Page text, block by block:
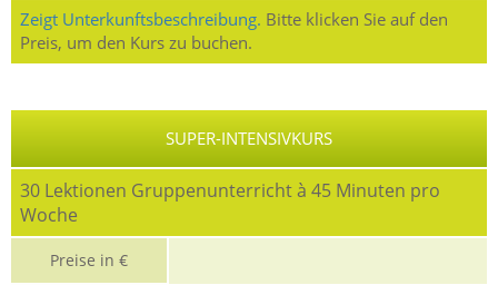
Zeigt Unterkunftsbeschreibung. Bitte klicken Sie auf den
Preis, um den Kurs zu buchen.
SUPER-INTENSIVKURS
30 Lektionen Gruppenunterricht à 45 Minuten pro
Woche
Preise in €